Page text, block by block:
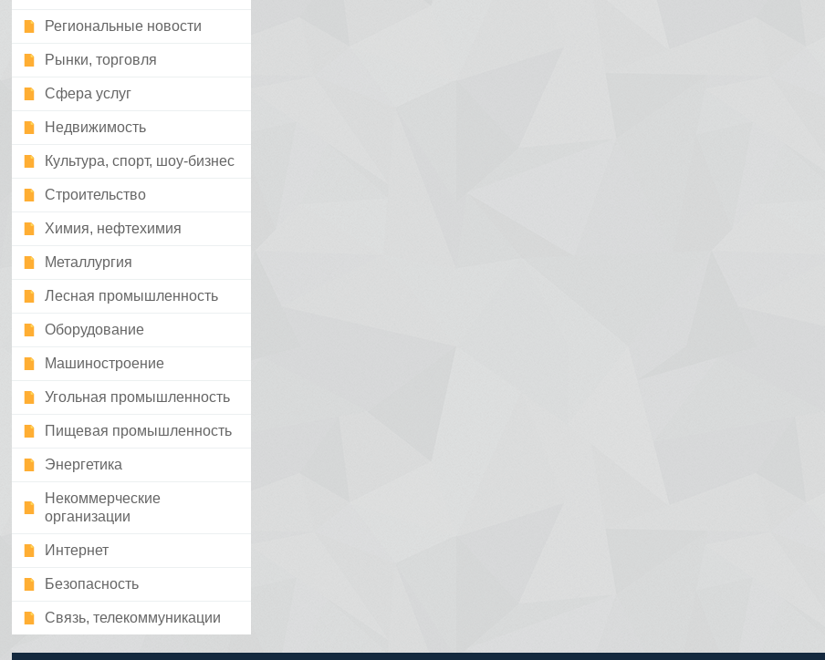
Региональные новости
Рынки, торговля
Сфера услуг
Недвижимость
Культура, спорт, шоу-бизнес
Строительство
Химия, нефтехимия
Металлургия
Лесная промышленность
Оборудование
Машиностроение
Угольная промышленность
Пищевая промышленность
Энергетика
Некоммерческие
организации
Интернет
Безопасность
Связь, телекоммуникации